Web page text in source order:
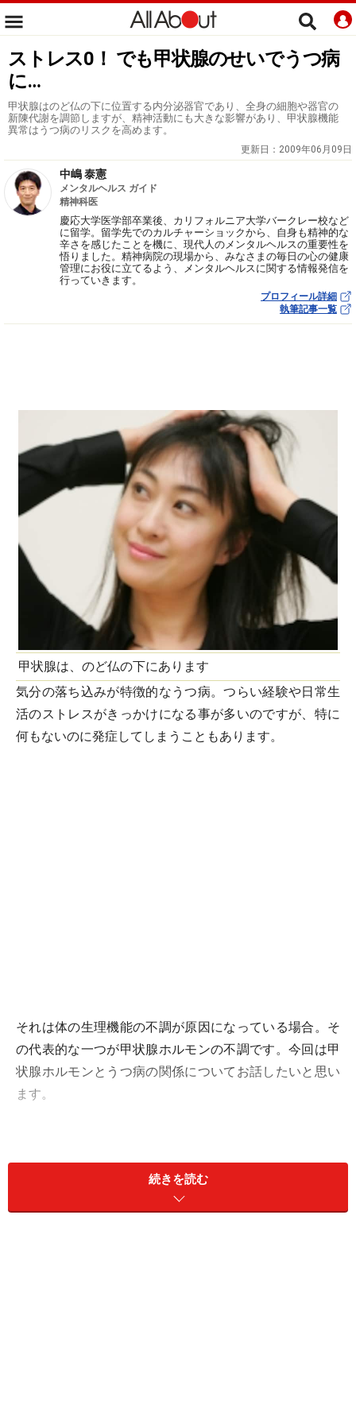
ストレス0！ でも甲状腺のせいでうつ病
に…
甲状腺はのど仏の下に位置する内分泌器官であり、全身の細胞や器官の
新陳代謝を調節しますが、精神活動にも大きな影響があり、甲状腺機能
異常はうつ病のリスクを高めます。
更新日： 2009年06月09日
中嶋 泰憲
メンタルヘルス ガイド
精神科医
慶応大学医学部卒業後、カリフォルニア大学バークレー校など
に留学。留学先でのカルチャーショックから、自身も精神的な
辛さを感じたことを機に、現代人のメンタルヘルスの重要性を
悟りました。精神病院の現場から、みなさまの毎日の心の健康
管理にお役に立てるよう、メンタルヘルスに関する情報発信を
行っていきます。
プロフィール詳細
執筆記事一覧
甲状腺は、のど仏の下にあります
気分の落ち込みが特徴的なうつ病。つらい経験や日常生
活のストレスがきっかけになる事が多いのですが、特に
何もないのに発症してしまうこともあります。
それは体の生理機能の不調が原因になっている場合。そ
の代表的な一つが甲状腺ホルモンの不調です。今回は甲
状腺ホルモンとうつ病の関係についてお話したいと思い
ます。
甲状腺ホルモンって何？
甲状腺ホルモンを出す「甲状腺」は、のど仏の下に位置
続きを読む